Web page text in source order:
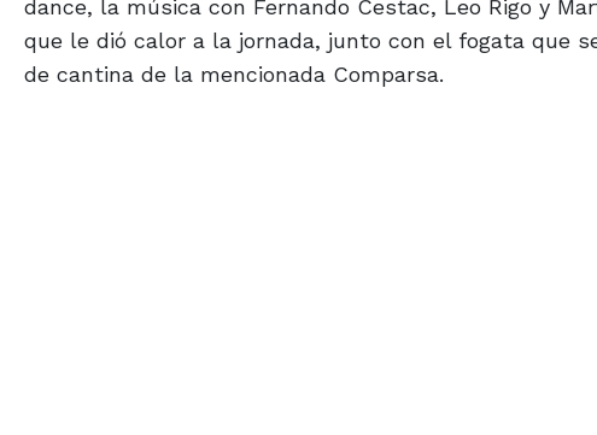
En un tarde de intenso frío invernal se desarrollo el
dance, la música con Fernando Cestac, Leo Rigo y
que le dió calor a la jornada, junto con el fogata que